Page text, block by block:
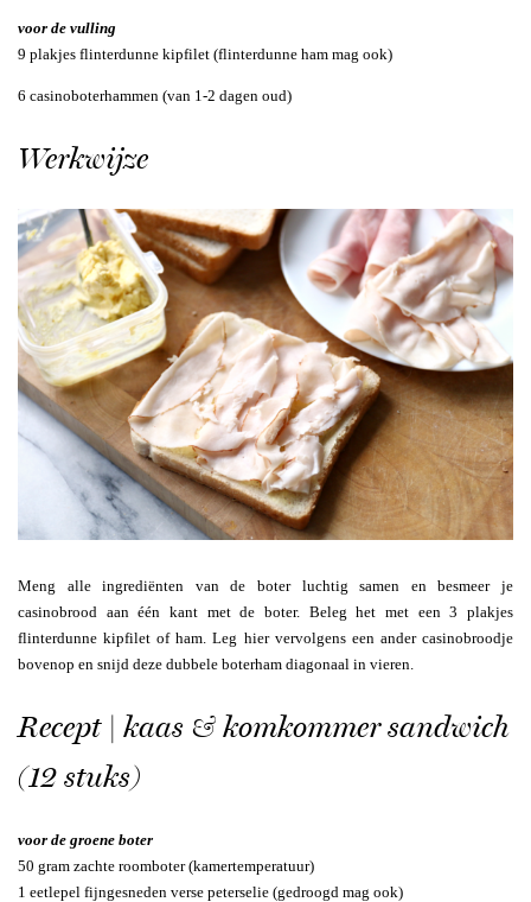
voor de vulling
9 plakjes flinterdunne kipfilet (flinterdunne ham mag ook)
6 casinoboterhammen (van 1-2 dagen oud)
Werkwijze
Meng alle ingrediënten van de boter luchtig samen en besmeer je
casinobrood aan één kant met de boter. Beleg het met een 3 plakjes
flinterdunne kipfilet of ham. Leg hier vervolgens een ander casinobroodje
bovenop en snijd deze dubbele boterham diagonaal in vieren.
Recept | kaas & komkommer sandwich
(12 stuks)
voor de groene boter
50 gram zachte roomboter (kamertemperatuur)
1 eetlepel fijngesneden verse peterselie (gedroogd mag ook)